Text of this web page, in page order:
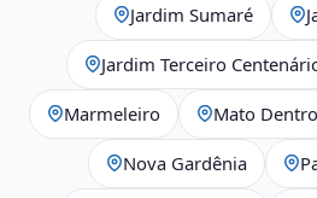
Jardim Sumaré
Jardim Terceiro
Marmeleiro Mato Dentro
Nova Gardênia